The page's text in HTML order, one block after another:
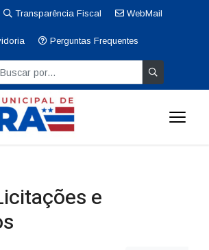
Transparência Fiscal WebMail
Perguntas Frequentes
e